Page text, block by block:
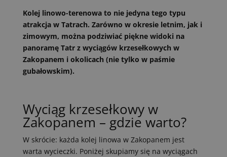
Kolej linowo-terenowa to nie jedyna tego typu
atrakcja w Tatrach. Zarówno w okresie letnim, jak i
zimowym, można podziwiać piękne widoki na
panoramę Tatr z wyciągów krzesełkowych w
Zakopanem i okolicach (nie tylko w paśmie
gubałowskim).
Wyciąg krzesełkowy w
Zakopanem – gdzie warto?
W skrócie: każda kolej linowa w Zakopanem jest
warta wycieczki. Poniżej skupiamy się na wyciągach